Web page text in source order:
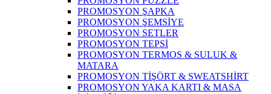
PROMOSYON ŞAPKA
PROMOSYON ŞEMSİYE
PROMOSYON SETLER
PROMOSYON TEPSİ
PROMOSYON TERMOS & SULUK &
MATARA
PROMOSYON TİŞÖRT & SWEATSHİRT
PROMOSYON YAKA KARTI & MASA